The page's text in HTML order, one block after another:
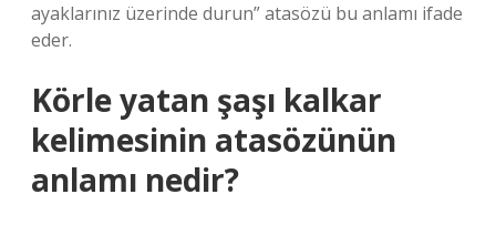
ayaklarınız üzerinde durun” atasözü bu anlamı ifade
eder.
Körle yatan şaşı kalkar
kelimesinin atasözünün
anlamı nedir?